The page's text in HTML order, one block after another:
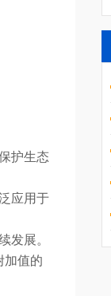
护生态
应用于
发展。
加值的